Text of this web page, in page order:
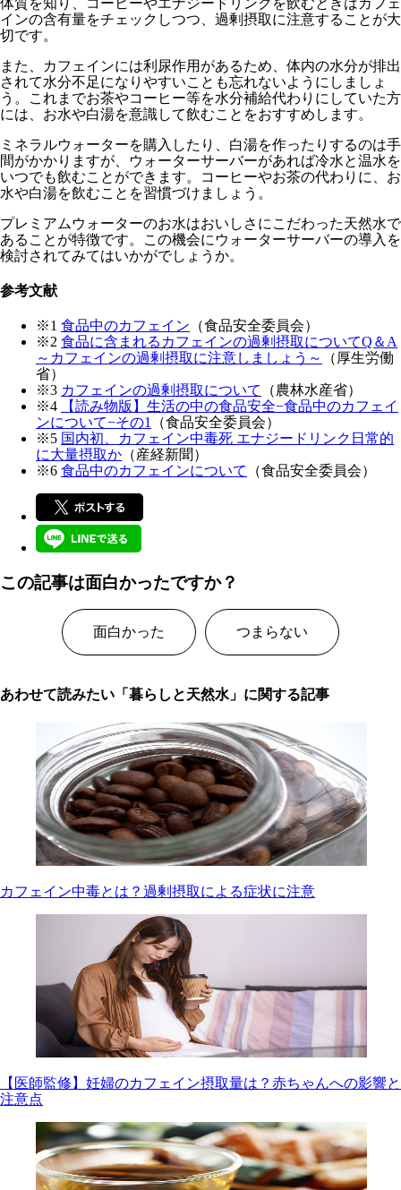
インの含有量をチェックしつつ、過剰摂取に注意することが大
切です。
また、カフェインには利尿作用があるため、体内の水分が排出
されて水分不足になりやすいことも忘れないようにしましょ
う。これまでお茶やコーヒー等を水分補給代わりにしていた方
には、お水や白湯を意識して飲むことをおすすめします。
ミネラルウォーターを購入したり、白湯を作ったりするのは手
間がかかりますが、ウォーターサーバーがあれば冷水と温水を
いつでも飲むことができます。コーヒーやお茶の代わりに、お
水や白湯を飲むことを習慣づけましょう。
プレミアムウォーターのお水はおいしさにこだわった天然水で
あることが特徴です。この機会にウォーターサーバーの導入を
検討されてみてはいかがでしょうか。
参考文献
※1 食品中のカフェイン （食品安全委員会）
※2 食品に含まれるカフェインの過剰摂取についてQ＆A
～カフェインの過剰摂取に注意しましょう～
（厚生労働
省）
※3 カフェインの過剰摂取について
（農林水産省）
※4
【読み物版】生活の中の食品安全−食品中のカフェイ
ンについて−その1
（食品安全委員会）
※5 国内初、カフェイン中毒死 エナジードリンク日常的
に大量摂取か （産経新聞）
※6 食品中のカフェインについて （食品安全委員会）
この記事は面白かったですか？
面白かった つまらない
あわせて読みたい「暮らしと天然水」に関する記事
カフェイン中毒とは？過剰摂取による症状に注意
【医師監修】妊婦のカフェイン摂取量は？赤ちゃんへの影響と
注意点